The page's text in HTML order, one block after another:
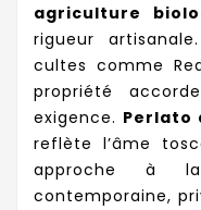
agriculture
rigueur
cultes comme
propriété
exigence. Perlato
reflète l’âme
approche à
contemporaine,